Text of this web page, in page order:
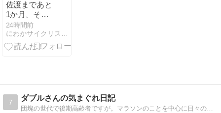
佐渡まであと
1か月、それ
でも何とか間
に合わせたい
24時間前
7
ダブルさんの気まぐれ日記
団塊の世代で後期高齢者ですが。マラソンのことを中心に日々の出来事を「気まぐれ」に書いています。